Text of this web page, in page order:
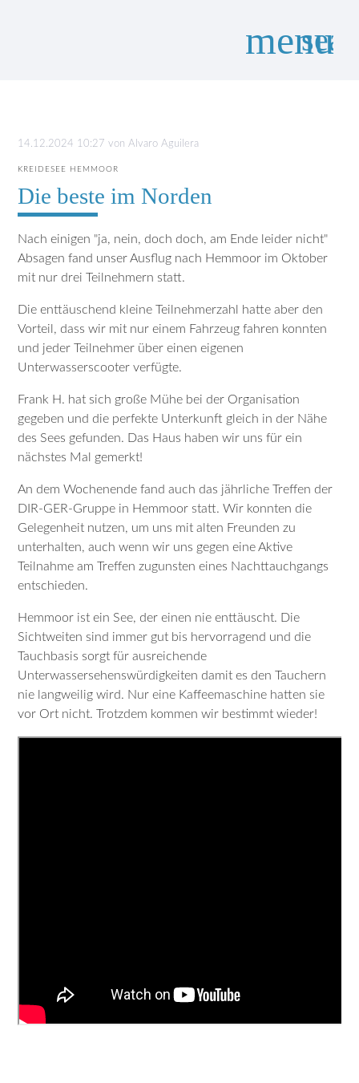
menu
14.12.2024 10:27 vonAlvaro Aguilera
KREIDESEE HEMMOOR
Die beste im Norden
Nach einigen "ja, nein, doch doch, am Ende leider nicht"
Absagen fand unser Ausflug nach Hemmoor im Oktober
mit nur drei Teilnehmern statt.
Die enttäuschend kleine Teilnehmerzahl hatte aber den
Vorteil, dass wir mit nur einem Fahrzeug fahren konnten
und jeder Teilnehmer über einen eigenen
Unterwasserscooter verfügte.
Frank H. hat sich große Mühe bei der Organisation
gegeben und die perfekte Unterkunft gleich in der Nähe
des Sees gefunden. Das Haus haben wir uns für ein
nächstes Mal gemerkt!
An dem Wochenende fand auch das jährliche Treffen der
DIR-GER-Gruppe in Hemmoor statt. Wir konnten die
Gelegenheit nutzen, um uns mit alten Freunden zu
unterhalten, auch wenn wir uns gegen eine Aktive
Teilnahme am Treffen zugunsten eines Nachttauchgangs
entschieden.
Hemmoor ist ein See, der einen nie enttäuscht. Die
Sichtweiten sind immer gut bis hervorragend und die
Tauchbasis sorgt für ausreichende
Unterwassersehenswürdigkeiten damit es den Tauchern
nie langweilig wird. Nur eine Kaffeemaschine hatten sie
vor Ort nicht. Trotzdem kommen wir bestimmt wieder!